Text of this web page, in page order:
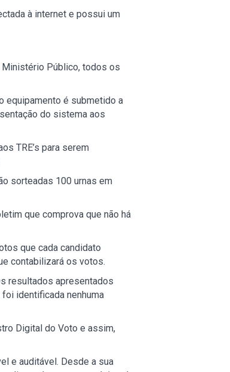
à internet e possui um
Público, todos os
equipamento é submetido a
do sistema aos
TRE’s para serem
sorteadas 100 urnas em
que comprova que não há
que cada candidato
contabilizará os votos.
resultados apresentados
identificada nenhuma
Digital do Voto e assim,
e auditável. Desde a sua